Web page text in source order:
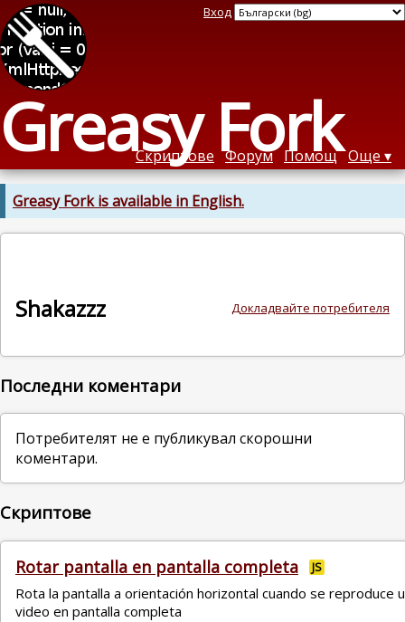
Greasy Fork
Вход
Скриптове Форум Помощ Още
Greasy Fork is available in English.
Докладвайте потребителя
Shakazzz
Последни коментари
Потребителят не е публикувал скорошни
коментари.
Скриптове
Rotar pantalla en pantalla completa JS
Rota la pantalla a orientación horizontal cuando se reproduce
video en pantalla completa